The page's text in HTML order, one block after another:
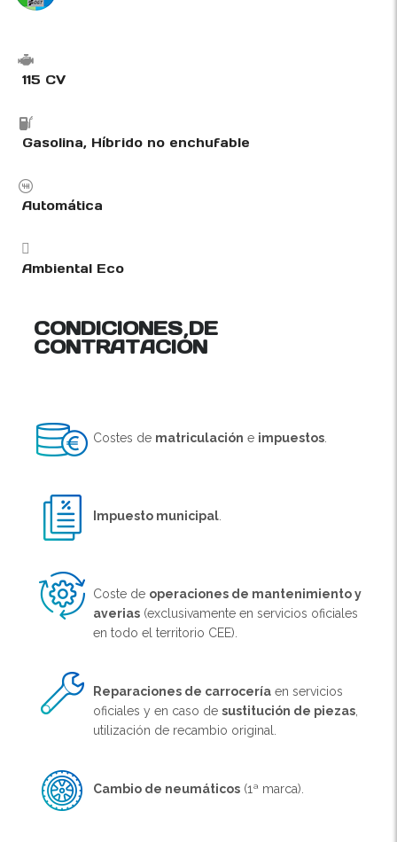
115 CV
Gasolina, Híbrido no enchufable
Automática
Ambiental Eco
CONDICIONES DE
CONTRATACIÓN
Costes de matriculación e impuestos
Impuesto municipal
Coste de operaciones de mantenimiento y
averias (exclusivamente en servicios oficiales
en todo el territorio CEE).
Reparaciones de carrocería en servicios
oficiales y en caso de sustitución de piezas
utilización de recambio original.
Cambio de neumáticos (1ª marca).